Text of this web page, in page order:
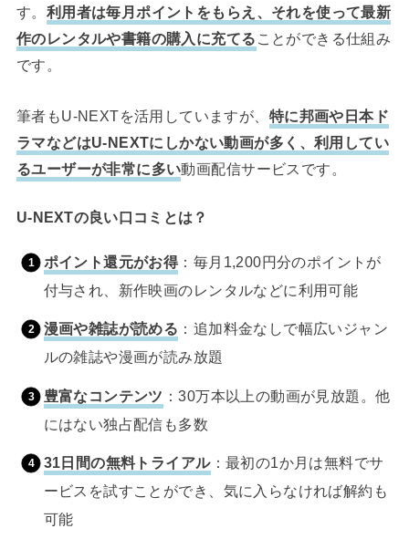
す。 利用者は毎月ポイントをもらえ、それを使って最新
作のレンタルや書籍の購入に充てる ことができる仕組み
です。
筆者もU-NEXTを活用していますが、 特に邦画や日本ド
ラマなどはU-NEXTにしかない動画が多く、利用してい
るユーザーが非常に多い動画配信サービスです。
U-NEXTの良い口コミとは？
ポイント還元がお得：毎月1,200円分のポイントが
付与され、新作映画のレンタルなどに利用可能
漫画や雑誌が読める ：追加料金なしで幅広いジャン
ルの雑誌や漫画が読み放題
豊富なコンテンツ ：30万本以上の動画が見放題。他
にはない独占配信も多数
31日間の無料トライアル：最初の1か月は無料でサ
ービスを試すことができ、気に入らなければ解約も
可能